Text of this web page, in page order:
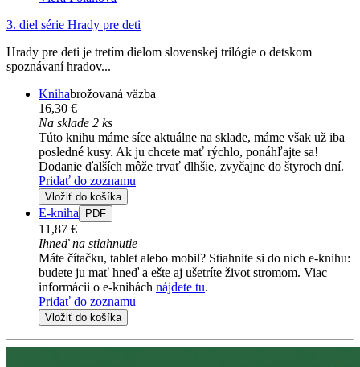
3. diel série Hrady pre deti
Hrady pre deti je tretím dielom slovenskej trilógie o detskom
spoznávaní hradov...
Knihabrožovaná väzba
16,30 €
Na sklade 2 ks
Túto knihu máme síce aktuálne na sklade, máme však už iba
posledné kusy. Ak ju chcete mať rýchlo, ponáhľajte sa!
Dodanie ďalších môže trvať dlhšie, zvyčajne do štyroch dní.
Pridať do zoznamu
Vložiť do košíka
E-kniha PDF
11,87 €
Ihneď na stiahnutie
Máte čítačku, tablet alebo mobil? Stiahnite si do nich e-knihu:
budete ju mať hneď a ešte aj ušetríte život stromom. Viac
informácii o e-knihách nájdete tu.
Pridať do zoznamu
Vložiť do košíka